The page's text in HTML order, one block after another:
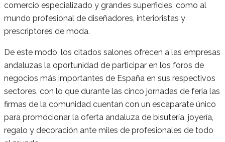
comercio especializado y grandes superficies, como al
mundo profesional de diseñadores, interioristas y
prescriptores de moda.
De este modo, los citados salones ofrecen a las empresas
andaluzas la oportunidad de participar en los foros de
negocios más importantes de España en sus respectivos
sectores, con lo que durante las cinco jornadas de feria las
firmas de la comunidad cuentan con un escaparate único
para promocionar la oferta andaluza de bisutería, joyería,
regalo y decoración ante miles de profesionales de todo